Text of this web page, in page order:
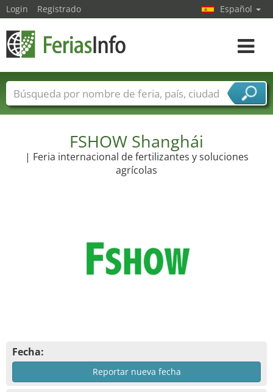
FSHOW Shanghái
| Feria internacional de fertilizantes y soluciones
agrícolas
Fecha:
Reportar nueva fecha
Login Registrado Español
toggle
Nombres de ferias Países
Ciudades
Sectores de proveedor de servicios